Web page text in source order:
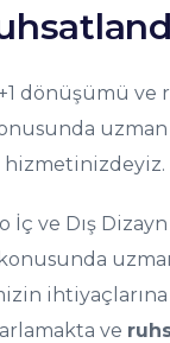
dönüşümü ve
hizmetinizdeyiz.
İç ve Dış
ve